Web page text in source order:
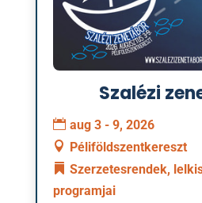
Szalézi
aug 3 - 9, 2026
Péliföldszentkereszt
Szerzetesrendek,
programjai